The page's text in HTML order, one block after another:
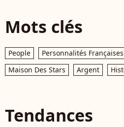
Mots clés
People Personnalités Françaises
Maison Des Stars
Argent
Tendances